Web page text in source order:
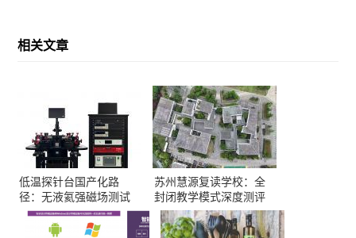
相关文章
低温探针台国产化路
径：无液氦强磁场测试
方案解析
苏州慧源复读学校：全
封闭教学模式深度测评